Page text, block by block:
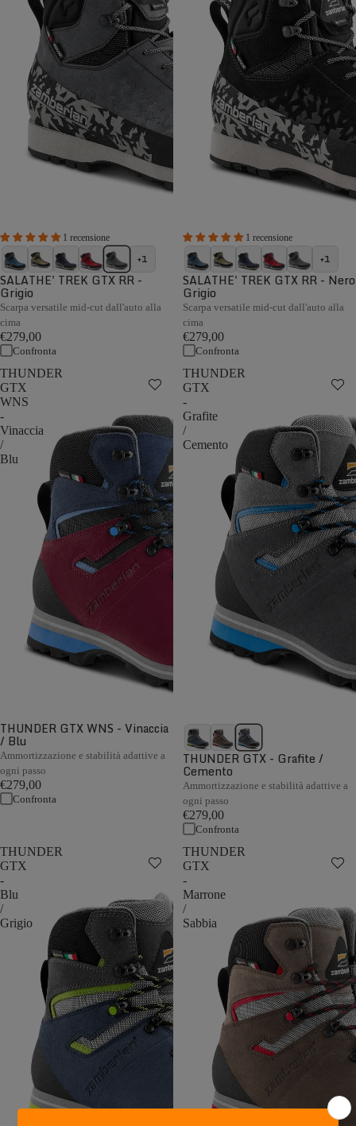
1 recensione
+1
SALATHE' TREK GTX RR -
Grigio
Scarpa versatile mid-cut dall'auto alla
cima
€279,00
Confronta
1 recensione
+1
SALATHE' TREK GTX RR - Nero
Grigio
Scarpa versatile mid-cut dall'auto alla
cima
€279,00
Confronta
THUNDER
GTX
WNS
-
Vinaccia
/
Blu
THUNDER GTX WNS - Vinaccia
/ Blu
Ammortizzazione e stabilità adattive a
ogni passo
€279,00
Confronta
THUNDER
GTX
-
Grafite
/
Cemento
THUNDER GTX - Grafite /
Cemento
Ammortizzazione e stabilità adattive a
ogni passo
€279,00
Confronta
THUNDER
GTX
-
Blu
/
Grigio
THUNDER
GTX
-
Marrone
/
Sabbia